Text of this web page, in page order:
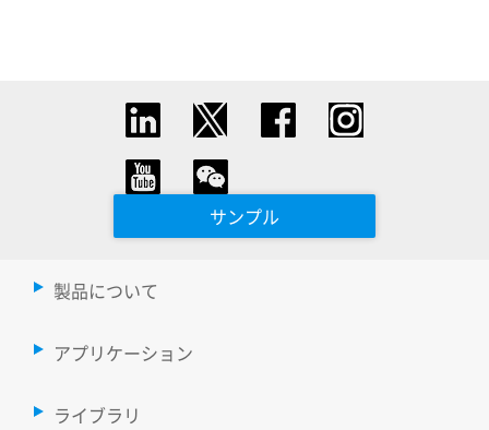
サンプル
製品について
アプリケーション
ライブラリ